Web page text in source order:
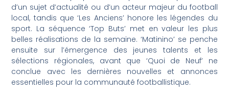
d’un sujet d’actualité ou d’un acteur majeur du football
local, tandis que ‘Les Anciens’ honore les légendes du
sport. La séquence ‘Top Buts’ met en valeur les plus
belles réalisations de la semaine. ‘Matinino’ se penche
ensuite sur l’émergence des jeunes talents et les
sélections régionales, avant que ‘Quoi de Neuf’ ne
conclue avec les dernières nouvelles et annonces
essentielles pour la communauté footballistique.